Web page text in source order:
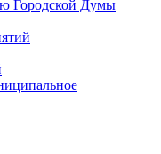
Городской Думы